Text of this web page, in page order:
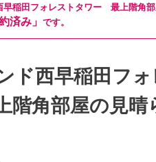
早稲田フォレストタワー 最上階角
済み」 です。
ド西早稲田フ
角部屋の見晴